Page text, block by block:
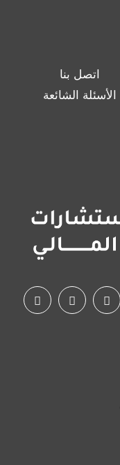
اتصل بنا
الأسئلة الشائعة